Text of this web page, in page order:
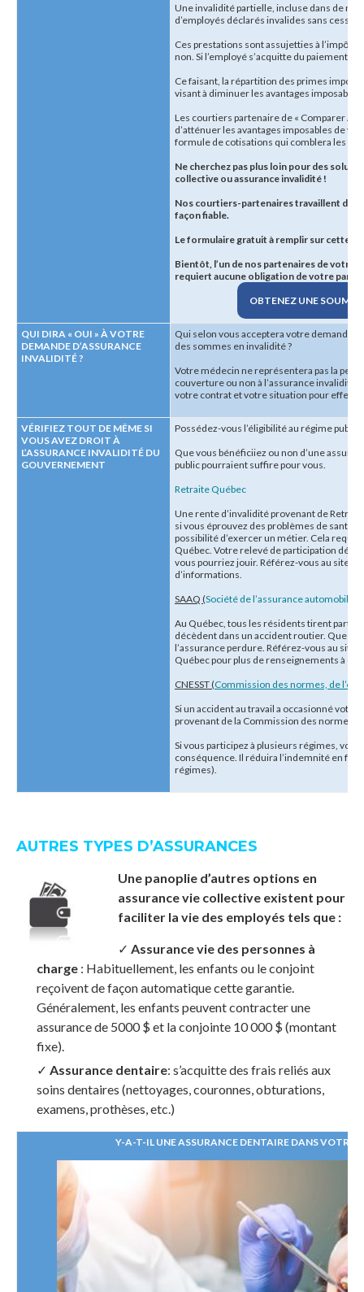
Une invalidité partielle, incluse dans de
d’employés déclarés invalides sans
Ces prestations sont assujetties à l’impôt,
non. Si l’employé s’acquitte du paiement,
Ce faisant, la répartition des primes
visant à diminuer les avantages
Les courtiers partenaire de « Comparer
d’atténuer les avantages imposables de
formule de cotisations qui comblera les
Ne cherchez pas plus loin pour des
collective ou assurance invalidité !
Nos courtiers-partenaires travaillent
façon fiable.
Le formulaire gratuit à remplir sur cette
Bientôt, l’un de nos partenaires de votre
requiert aucune obligation de votre part)
OBTENEZ UNE
QUI DIRA « OUI » À VOTRE
DEMANDE D’ASSURANCE
INVALIDITÉ ?
Qui selon vous acceptera votre demande
des sommes en invalidité ?
Votre médecin ne représentera pas la
couverture ou non à l’assurance
votre contrat et votre situation pour
VÉRIFIEZ TOUT DE MÊME SI
VOUS AVEZ DROIT À
L’ASSURANCE INVALIDITÉ DU
GOUVERNEMENT
Possédez-vous l’éligibilité au régime public
Que vous bénéficiiez ou non d’une
public pourraient suffire pour vous.
Retraite Québec
Une rente d’invalidité provenant de
si vous éprouvez des problèmes de santé
possibilité d’exercer un métier. Cela
Québec. Votre relevé de participation
vous pourriez jouir. Référez-vous au site
d’informations.
SAAQ (Société de l’assurance automobile
Au Québec, tous les résidents tirent parti
décèdent dans un accident routier. Que
l’assurance perdure. Référez-vous au site
Québec pour plus de renseignements à ce
CNESST (Commission des normes, de
Si un accident au travail a occasionné
provenant de la Commission des normes,
Si vous participez à plusieurs régimes,
conséquence. Il réduira l’indemnité en
régimes).
AUTRES TYPES D’ASSURANCES
Une panoplie d’autres options en
assurance vie collective existent pour
faciliter la vie des employés tels que :
✓ Assurance vie des personnes à
charge : Habituellement, les enfants ou le conjoint
reçoivent de façon automatique cette garantie.
Généralement, les enfants peuvent contracter une
assurance de 5000 $ et la conjointe 10 000 $ (montant
fixe).
✓ Assurance dentaire: s’acquitte des frais reliés aux
soins dentaires (nettoyages, couronnes, obturations,
examens, prothèses, etc.)
Y-A-T-IL UNE ASSURANCE DENTAIRE DANS VOTRE